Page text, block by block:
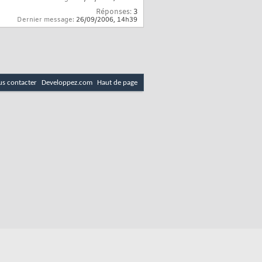
Réponses: 3
Dernier message: 26/09/2006, 14h39
contacter Developpez.com Haut de page